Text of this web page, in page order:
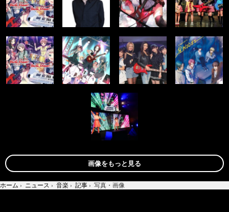
画像をもっと見る
ホーム › ニュース › 音楽 › 記事 › 写真・画像